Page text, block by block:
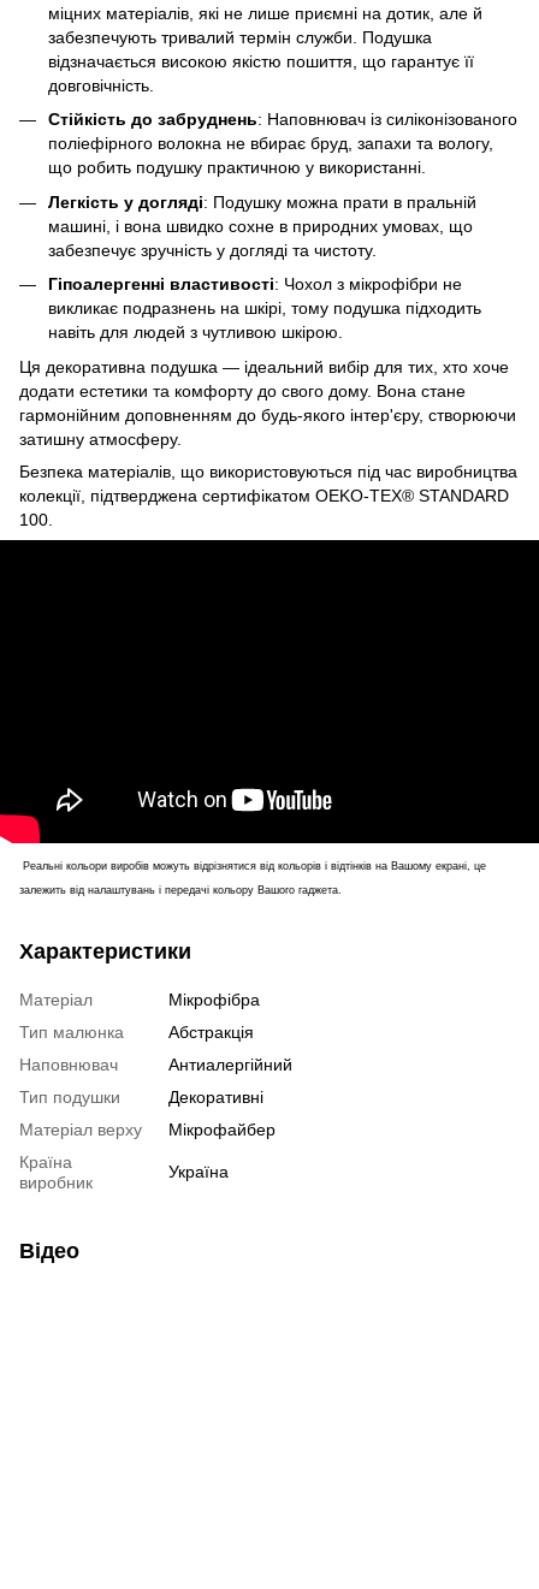
міцних матеріалів, які не лише приємні на дотик, але й
забезпечують тривалий термін служби. Подушка
відзначається високою якістю пошиття, що гарантує її
довговічність.
Стійкість до забруднень: Наповнювач із силіконізованого
поліефірного волокна не вбирає бруд, запахи та вологу,
що робить подушку практичною у використанні.
Легкість у догляді: Подушку можна прати в пральній
машині, і вона швидко сохне в природних умовах, що
забезпечує зручність у догляді та чистоту.
Гіпоалергенні властивості: Чохол з мікрофібри не
викликає подразнень на шкірі, тому подушка підходить
навіть для людей з чутливою шкірою.
Ця декоративна подушка — ідеальний вибір для тих, хто хоче
додати естетики та комфорту до свого дому. Вона стане
гармонійним доповненням до будь-якого інтер'єру, створюючи
затишну атмосферу.
Безпека матеріалів, що використовуються під час виробництва
колекції, підтверджена сертифікатом OEKO-TEX® STANDARD
100.
Реальні кольори виробів можуть відрізнятися від кольорів і відтінків на Вашому екрані, це
залежить від налаштувань і передачі кольору Вашого гаджета.
Характеристики
Матеріал
Мікрофібра
Тип малюнка
Абстракція
Наповнювач
Антиалергійний
Тип подушки
Декоративні
Матеріал верху
Мікрофайбер
Країна
виробник
Україна
Відео